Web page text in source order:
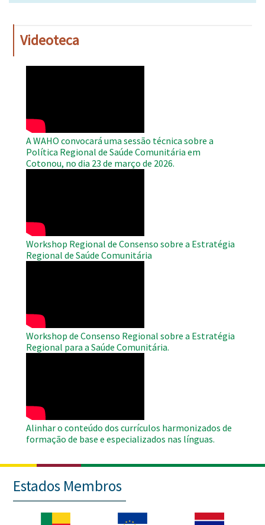
Videoteca
A WAHO convocará uma sessão técnica sobre a
Política Regional de Saúde Comunitária em
Cotonou, no dia 23 de março de 2026.
Workshop Regional de Consenso sobre a Estratégia
Regional de Saúde Comunitária
Workshop de Consenso Regional sobre a Estratégia
Regional para a Saúde Comunitária.
Alinhar o conteúdo dos currículos harmonizados de
formação de base e especializados nas línguas.
Estados Membros
Imagem
Imagem